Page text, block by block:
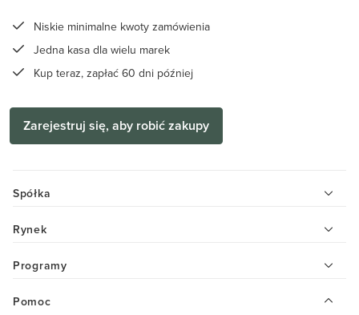
Niskie minimalne kwoty zamówienia
Jedna kasa dla wielu marek
Kup teraz, zapłać 60 dni później
Zarejestruj się, aby robić zakupy
Spółka
Rynek
Programy
Pomoc